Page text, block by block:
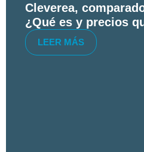
Cleverea,
¿Qué es y precios
LEER MÁS